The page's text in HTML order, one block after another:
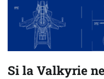
Si la Valkyrie